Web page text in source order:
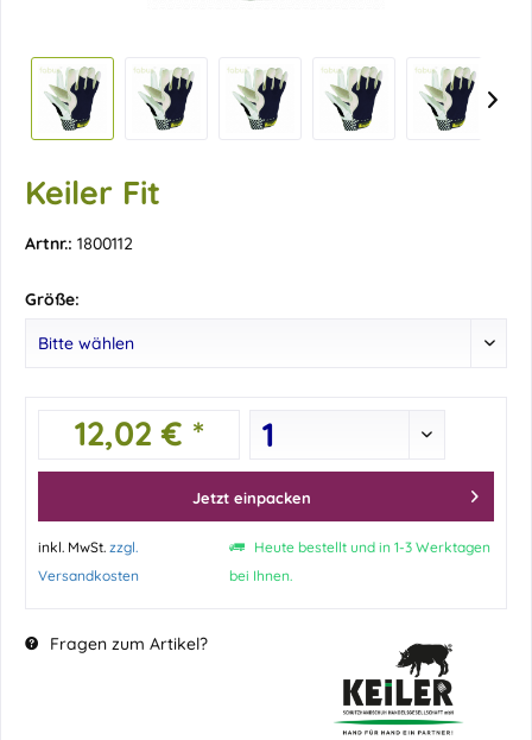
Keiler Fit
Artnr.: 1800112
Größe:
12,02 € *
Jetzt einpacken
inkl. MwSt. zzgl.
Versandkosten
Heute bestellt und in 1-3 Werktagen
bei Ihnen.
Fragen zum Artikel?